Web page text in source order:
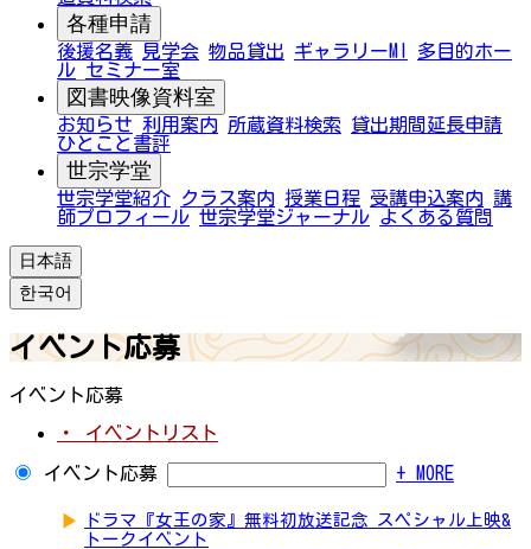
各種申請
後援名義 見学会 物品貸出 ギャラリーMI
多目的ホー
ル セミナー室
図書映像資料室
お知らせ 利用案内 所蔵資料検索
貸出期間延長申請
ひとこと書評
世宗学堂
世宗学堂紹介 クラス案内 授業日程 受講申込案内 講
師プロフィール 世宗学堂ジャーナル よくある質問
日本語
한국어
イベント応募
イベント応募
・ イベントリスト
イベント応募 + MORE
▶
ドラマ『女王の家』無料初放送記念 スペシャル上映&
トークイベント